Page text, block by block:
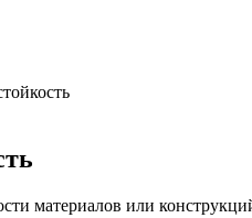
материалов или